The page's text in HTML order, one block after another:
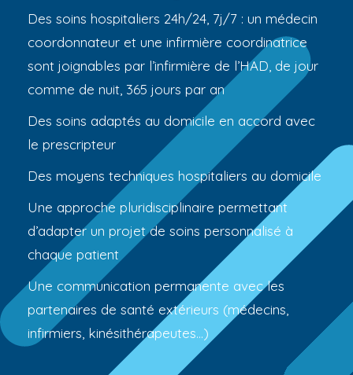
Des soins hospitaliers 24h/24, 7j/7 : un médecin
coordonnateur et une infirmière coordinatrice
sont joignables par l’infirmière de l’HAD, de jour
comme de nuit, 365 jours par an
Des soins adaptés au domicile en accord avec
le prescripteur
Des moyens techniques hospitaliers au domicile
Une approche pluridisciplinaire permettant
d’adapter un projet de soins personnalisé à
chaque patient
Une communication permanente avec les
partenaires de santé extérieurs (médecins,
infirmiers, kinésithérapeutes…)